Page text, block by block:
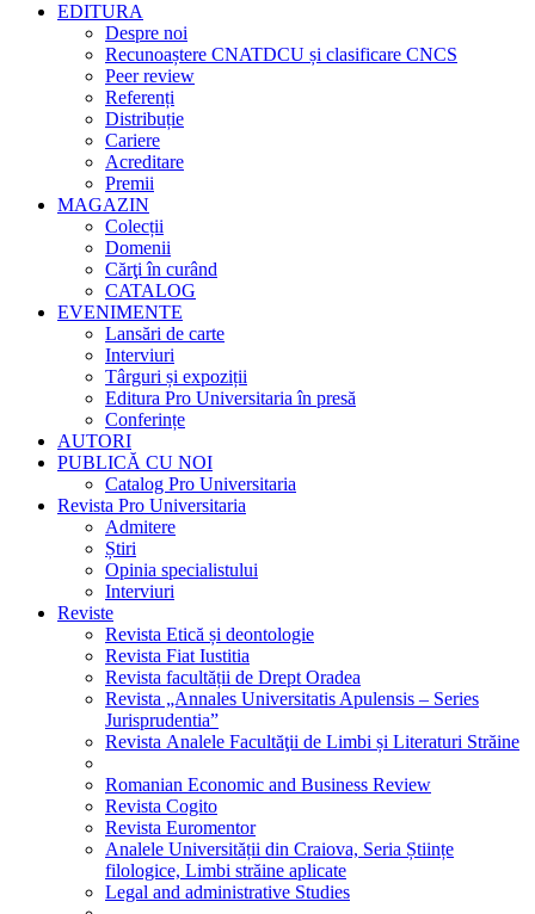
EDITURA
Despre noi
Recunoaștere CNATDCU și clasificare CNCS
Peer review
Referenți
Distribuție
Cariere
Acreditare
Premii
MAGAZIN
Colecții
Domenii
Cărţi în curând
CATALOG
EVENIMENTE
Lansări de carte
Interviuri
Târguri și expoziții
Editura Pro Universitaria în presă
Conferințe
AUTORI
PUBLICĂ CU NOI
Catalog Pro Universitaria
Revista Pro Universitaria
Admitere
Știri
Opinia specialistului
Interviuri
Reviste
Revista Etică și deontologie
Revista Fiat Iustitia
Revista facultății de Drept Oradea
Revista „Annales Universitatis Apulensis – Series
Jurisprudentia”
Revista Analele Facultăţii de Limbi și Literaturi Străine
Romanian Economic and Business Review
Revista Cogito
Revista Euromentor
Analele Universității din Craiova, Seria Științe
filologice, Limbi străine aplicate
Legal and administrative Studies